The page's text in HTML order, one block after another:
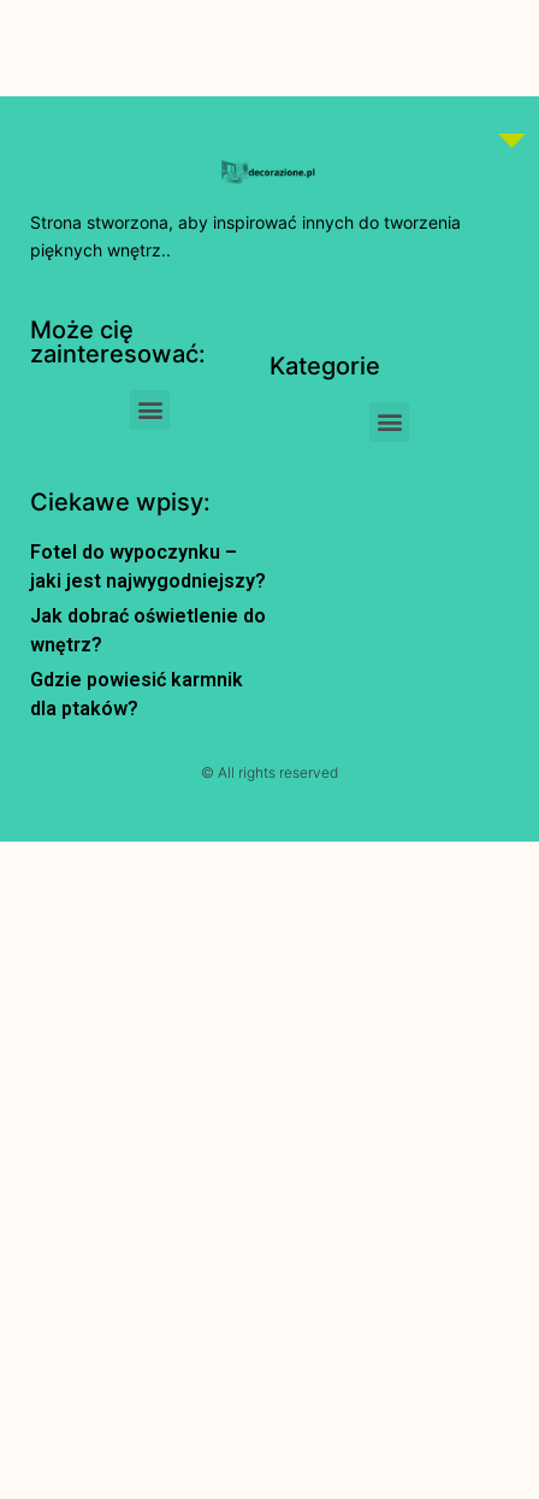
Strona stworzona, aby inspirować innych do tworzenia
pięknych wnętrz..
Może cię
zainteresować:
Kategorie
Ciekawe wpisy:
Fotel do wypoczynku –
jaki jest najwygodniejszy?
Jak dobrać oświetlenie do
wnętrz?
Gdzie powiesić karmnik
dla ptaków?
© All rights reserved